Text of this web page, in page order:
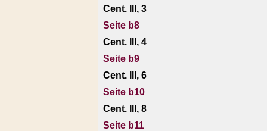
Cent. III, 3
Seite b8
Cent. III, 4
Seite b9
Cent. III, 6
Seite b10
Cent. III, 8
Seite b11